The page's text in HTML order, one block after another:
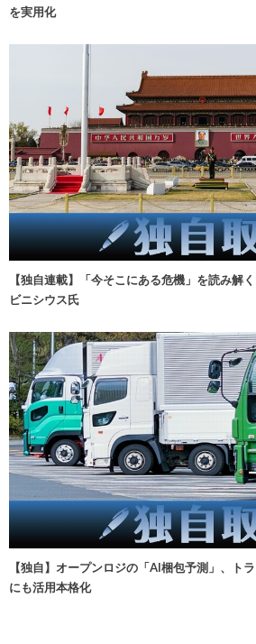
を実用化
【独自連載】「今そこにある危機」を読み解
ビニシウス氏
【独自】オープンロジの「AI梱包予測」、ト
にも活用本格化